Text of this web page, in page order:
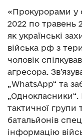
«Прокурорами у
2022 по травень
як українські
війська рф з
чоловік
агресора.
„WhatsApp“ та
тактичної групи
батальйонів
інформацію